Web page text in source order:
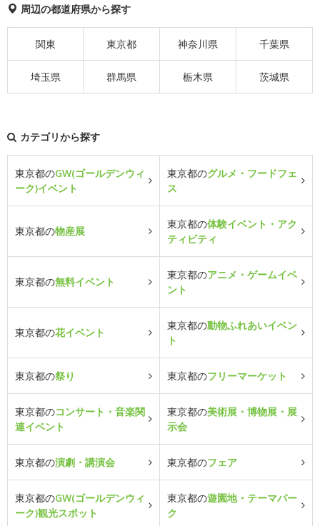
周辺の都道府県から探す
関東 東京都 神奈川県 千葉県
埼玉県 群馬県 栃木県 茨城県
カテゴリから探す
東京都のGW(ゴールデンウィ
ーク)イベント
東京都のグルメ・フードフェ
ス
東京都の物産展
東京都の体験イベント・アク
ティビティ
東京都の無料イベント
東京都のアニメ・ゲームイベ
ント
東京都の花イベント
東京都の動物ふれあいイベン
ト
東京都の祭り 東京都のフリーマーケット
東京都のコンサート・音楽関
連イベント
東京都の美術展・博物展・展
示会
東京都の演劇・講演会 東京都のフェア
東京都のGW(ゴールデンウィ
ーク)観光スポット
東京都の遊園地・テーマパー
ク